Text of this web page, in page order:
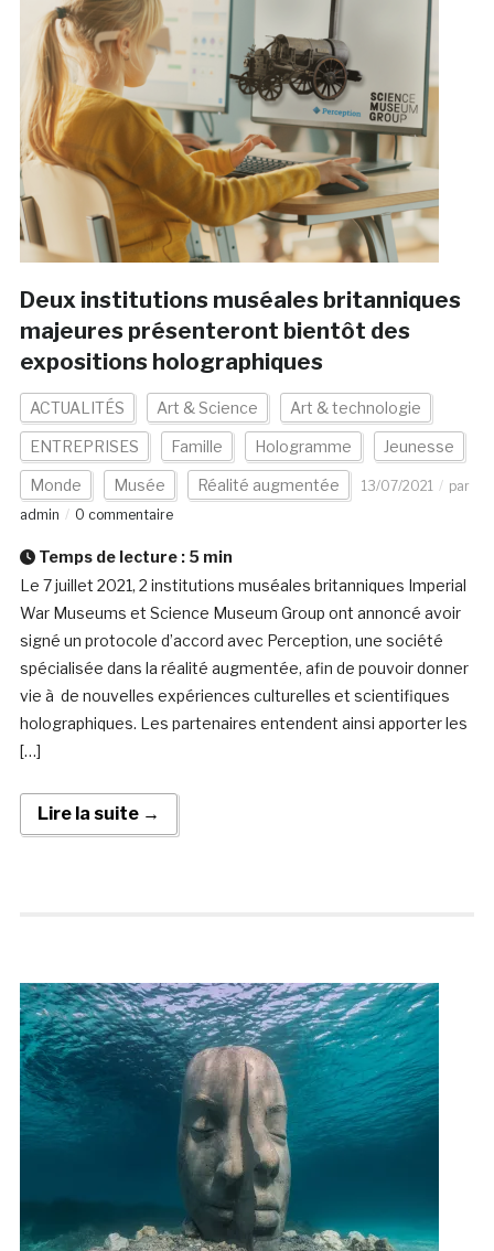
Deux institutions muséales britanniques
majeures présenteront bientôt des
expositions holographiques
ACTUALITÉS Art & Science Art & technologie
ENTREPRISES Famille Hologramme Jeunesse
Monde Musée Réalité augmentée 13/07/2021
par
admin
0 commentaire
Temps de lecture : 5 min
Le 7 juillet 2021, 2 institutions muséales britanniques Imperial
War Museums et Science Museum Group ont annoncé avoir
signé un protocole d’accord avec Perception, une société
spécialisée dans la réalité augmentée, afin de pouvoir donner
vie à de nouvelles expériences culturelles et scientifiques
holographiques. Les partenaires entendent ainsi apporter les
[…]
Lire la suite →